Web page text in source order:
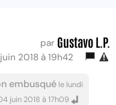
par Gustavo L.P.
2018 à 19h42
embusqué le lundi
juin 2018 à 17h09